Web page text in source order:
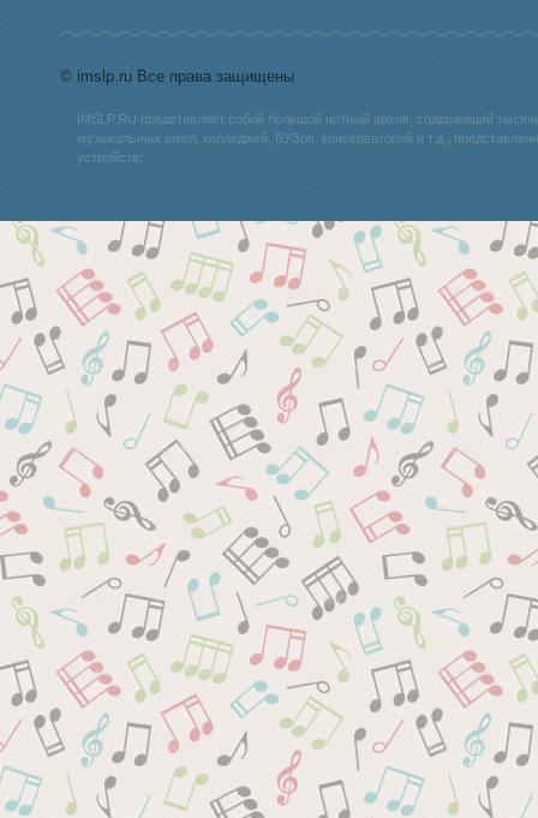
© imslp.ru Все права защищены
IMSLP.RU представляет собой большой нотный архив, содержащий
музыкальных школ, колледжей, ВУЗов, консерваторий и т.д.,
устройств.